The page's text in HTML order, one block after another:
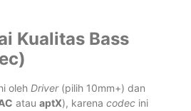
Kualitas Bass
oleh Driver(pilih 10mm+) dan
atau aptX), karena codec ini